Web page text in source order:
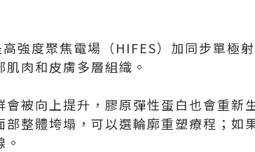
強度聚焦電場（HIFES）加同步單極
肉和皮膚多層組織。
被向上提升，膠原彈性蛋白也會重新
整體垮塌，可以選輪廓重塑療程；如